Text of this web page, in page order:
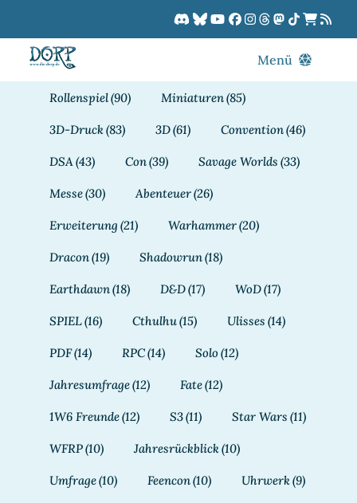
springen
Menü
Rollenspiel(90) Miniaturen(85)
3D-Druck(83) 3D(61) Convention(46)
DSA (43) Con(39) Savage Worlds (33)
Messe(30) Abenteuer(26)
Erweiterung (21) Warhammer(20)
Dracon(19) Shadowrun(18)
Earthdawn(18) D&D(17) WoD(17)
SPIEL(16) Cthulhu(15) Ulisses (14)
PDF(14) RPC(14) Solo(12)
Jahresumfrage(12) Fate(12)
1W6 Freunde(12) S3(11) Star Wars (11)
WFRP(10) Jahresrückblick(10)
Umfrage(10) Feencon(10) Uhrwerk(9)